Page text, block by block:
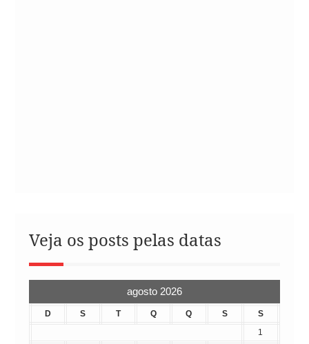
Veja os posts pelas datas
agosto 2026
D S T Q Q S
S
1